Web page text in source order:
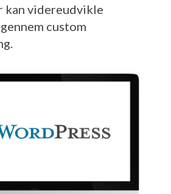
kan videreudvikle
custom